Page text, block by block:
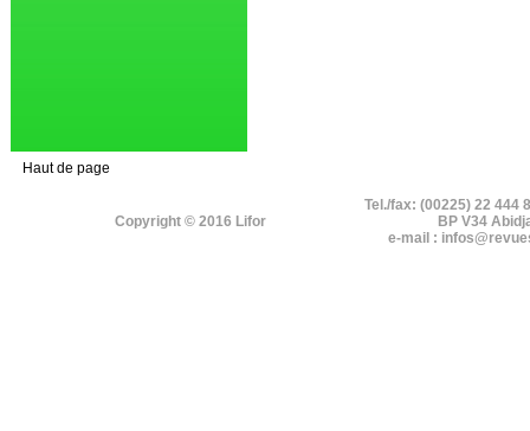
Haut de page
Copyright © 2016 Lifor
Tel./fax: (00225) 22 444
BP V34
e-mail :